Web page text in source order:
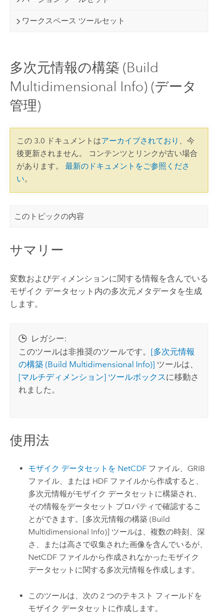
ワークスペース ツールセット
多次元情報の構築 (Build
Multidimensional Info) (データ
管理)
この 3.0 ドキュメントはアーカイブされており 、今
後更新されません。 コンテンツとリンクが古い場合
があります。 最新のドキュメントをご参照くださ
い。
このトピックの内容
サマリー
変数およびディメンションに関する情報を含んでいる
モザイク データセット内の多次元メタデータを生成
します。
レガシー:
このツールは非推奨のツールです。 [多次元情報
の構築 (Build Multidimensional Info)] ツールは、
[マルチディメンション] ツールボックス に移動さ
れました。
使用法
モザイク データセットを NetCDF ファイル、GRIB
ファイル、または HDF ファイルから作成すると、
多次元情報がモザイク データセットに構築され、
その情報をデータセット プロパティで確認するこ
とができます。 [多次元情報の構築 (Build
Multidimensional Info)] ツールは、複数の時刻、深
さ、または高さで収集された画像を含んでいるが、
NetCDF ファイルから作成されなかったモザイク
データセットに関する多次元情報を作成します。
このツールは、次の 2 つのテキスト フィールドを
モザイク データセットに作成します。